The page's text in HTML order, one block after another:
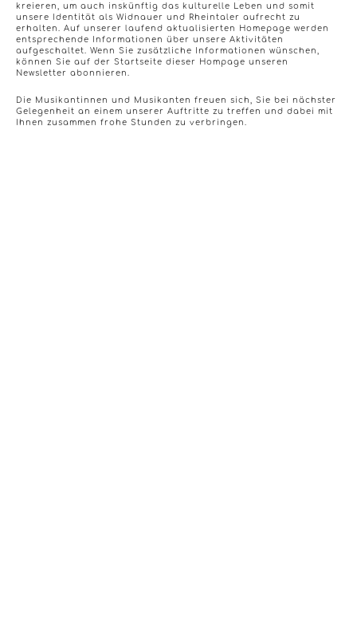
kreieren, um auch inskünftig das kulturelle Leben und somit
unsere Identität als Widnauer und Rheintaler aufrecht zu
erhalten. Auf unserer laufend aktualisierten Homepage werden
entsprechende Informationen über unsere Aktivitäten
aufgeschaltet. Wenn Sie zusätzliche Informationen wünschen,
können Sie auf der Startseite dieser Hompage unseren
Newsletter abonnieren.
Die Musikantinnen und Musikanten freuen sich, Sie bei nächster
Gelegenheit an einem unserer Auftritte zu treffen und dabei mit
Ihnen zusammen frohe Stunden zu verbringen.